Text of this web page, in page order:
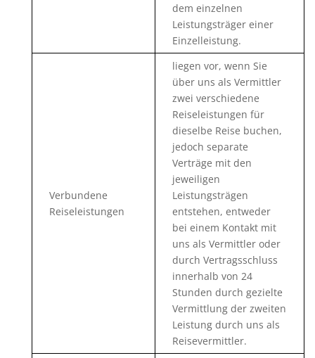
dem einzelnen
Leistungsträger einer
Einzelleistung.
Verbundene
Reiseleistungen
liegen vor, wenn Sie
über uns als Vermittler
zwei verschiedene
Reiseleistungen für
dieselbe Reise buchen,
jedoch separate
Verträge mit den
jeweiligen
Leistungsträgen
entstehen, entweder
bei einem Kontakt mit
uns als Vermittler oder
durch Vertragsschluss
innerhalb von 24
Stunden durch gezielte
Vermittlung der zweiten
Leistung durch uns als
Reisevermittler.